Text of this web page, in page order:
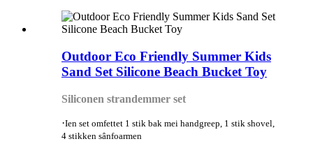
Outdoor Eco Friendly Summer Kids
Sand Set Silicone Beach Bucket Toy
Siliconen strandemmer set
·Ien set omfettet 1 stik bak mei handgreep, 1 stik shovel,
4 stikken sânfoarmen